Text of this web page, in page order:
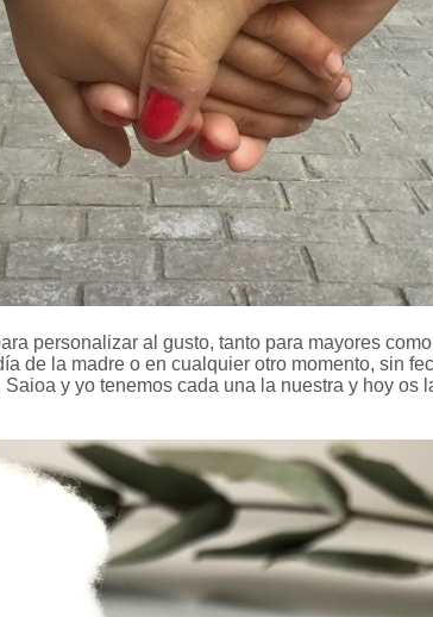
personalizar al gusto, tanto para mayores
de la madre o en cualquier otro momento, sin
y yo tenemos cada una la nuestra y hoy os